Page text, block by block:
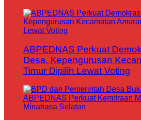
ABPEDNAS Perkuat
Desa, Kepengurusan
Timur Dipilih Lewat Voting